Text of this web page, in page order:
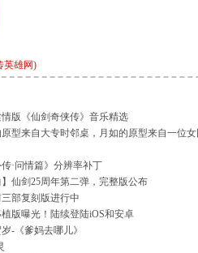
英雄网)
版《仙剑奇侠传》音乐精选
型来自大专时邻桌，月如的原型来自一位
传·问情篇》分辨率补丁
】仙剑25周年第二弹，完整版公布
三部复刻版进行中
植版曝光！陆续登陆iOS和安卓
-《爹妈去哪儿》